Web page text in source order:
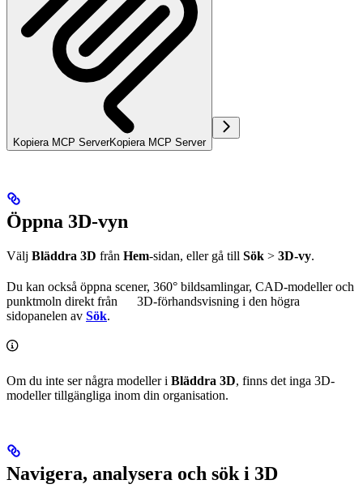
Kopiera MCP ServerKopiera MCP Server
Öppna 3D-vyn
Välj Bläddra 3D från Hem-sidan, eller gå till Sök > 3D-vy.
Du kan också öppna scener, 360° bildsamlingar, CAD-modeller och
punktmoln direkt från
3D-förhandsvisning i den högra
sidopanelen av Sök.
Om du inte ser några modeller i Bläddra 3D, finns det inga 3D-
modeller tillgängliga inom din organisation.
Navigera, analysera och sök i 3D